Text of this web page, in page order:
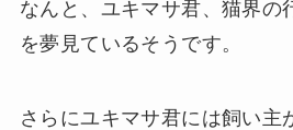
なんと、ユキマサ君、猫界の
を夢見ているそうです。
さらにユキマサ君には飼い主